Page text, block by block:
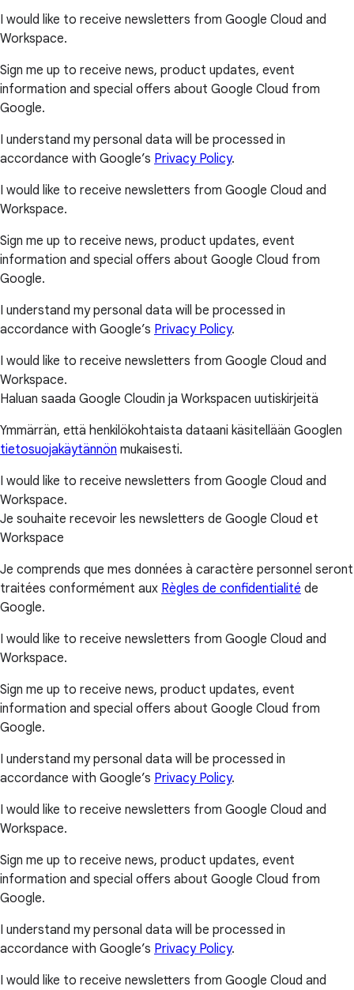
I would like to receive newsletters from Google Cloud and
Workspace.
Sign me up to receive news, product updates, event
information and special offers about Google Cloud from
Google.
I understand my personal data will be processed in
accordance with Google’s Privacy Policy.
I would like to receive newsletters from Google Cloud and
Workspace.
Sign me up to receive news, product updates, event
information and special offers about Google Cloud from
Google.
I understand my personal data will be processed in
accordance with Google’s Privacy Policy.
I would like to receive newsletters from Google Cloud and
Workspace.
Haluan saada Google Cloudin ja Workspacen uutiskirjeitä
Ymmärrän, että henkilökohtaista dataani käsitellään Googlen
tietosuojakäytännön mukaisesti.
I would like to receive newsletters from Google Cloud and
Workspace.
Je souhaite recevoir les newsletters de Google Cloud et
Workspace
Je comprends que mes données à caractère personnel seront
traitées conformément aux Règles de confidentialité de
Google.
I would like to receive newsletters from Google Cloud and
Workspace.
Sign me up to receive news, product updates, event
information and special offers about Google Cloud from
Google.
I understand my personal data will be processed in
accordance with Google’s Privacy Policy.
I would like to receive newsletters from Google Cloud and
Workspace.
Sign me up to receive news, product updates, event
information and special offers about Google Cloud from
Google.
I understand my personal data will be processed in
accordance with Google’s Privacy Policy.
I would like to receive newsletters from Google Cloud and